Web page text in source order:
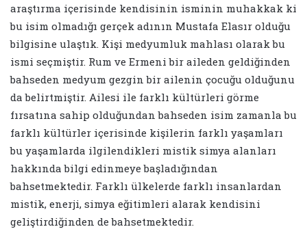
araştırma içerisinde kendisinin isminin muhakkak ki
bu isim olmadığı gerçek adının Mustafa Elasır olduğu
bilgisine ulaştık. Kişi medyumluk mahlası olarak bu
ismi seçmiştir. Rum ve Ermeni bir aileden geldiğinden
bahseden medyum gezgin bir ailenin çocuğu olduğunu
da belirtmiştir. Ailesi ile farklı kültürleri görme
fırsatına sahip olduğundan bahseden isim zamanla bu
farklı kültürler içerisinde kişilerin farklı yaşamları
bu yaşamlarda ilgilendikleri mistik simya alanları
hakkında bilgi edinmeye başladığından
bahsetmektedir. Farklı ülkelerde farklı insanlardan
mistik, enerji, simya eğitimleri alarak kendisini
geliştirdiğinden de bahsetmektedir.